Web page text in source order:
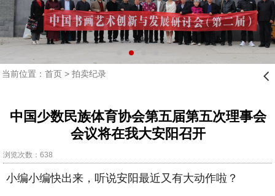
当前位置： 首页> 拍卖纪录 󰊒
中国少数民族体育协会第五届第五次理事会
会议将在我大安阳召开
浏览次数：638
小编小编快出来，听说安阳最近又有大动作啦？